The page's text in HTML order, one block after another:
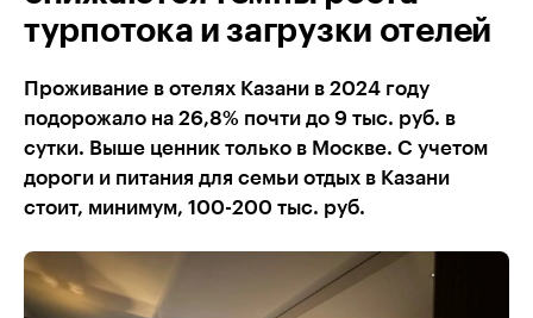
турпотока и загрузки отелей
Проживание в отелях Казани в 2024 году
подорожало на 26,8% почти до 9 тыс. руб. в
сутки. Выше ценник только в Москве. С учетом
дороги и питания для семьи отдых в Казани
стоит, минимум, 100-200 тыс. руб.